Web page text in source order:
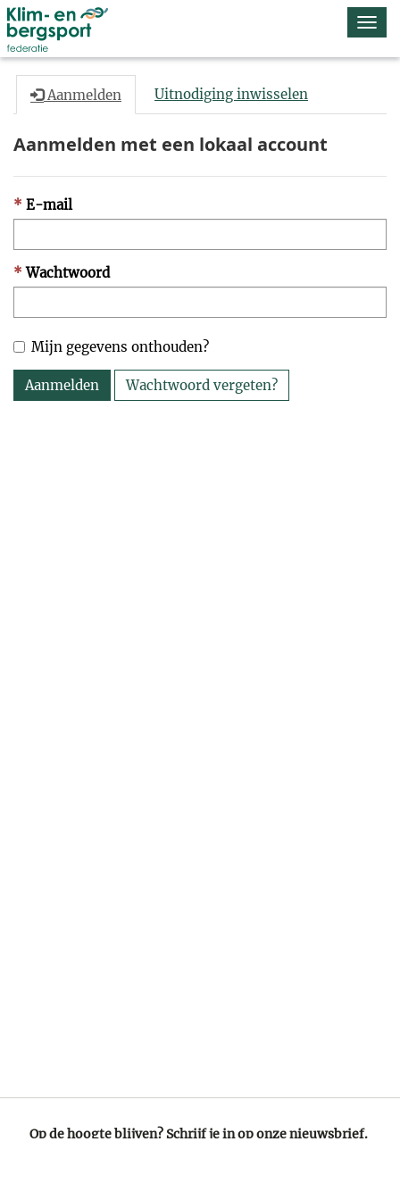
Aanmelden Uitnodiging inwisselen
Aanmelden met een lokaal account
E-mail
Wachtwoord
Mijn gegevens onthouden?
Aanmelden Wachtwoord vergeten?
Op de hoogte blijven? Schrijf je in op onze nieuwsbrief.